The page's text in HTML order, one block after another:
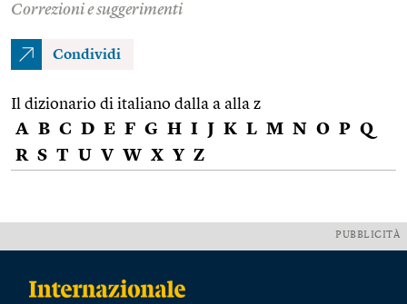
Correzioni e suggerimenti
Condividi
Il dizionario di italiano dalla a alla z
A B C D E F G H I J K L M N O P Q
R S T U V W X Y Z
PUBBLICITÀ